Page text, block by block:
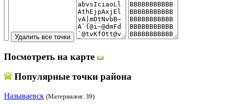
Посмотреть на карте
Популярные точки района
Называевск (Материалов: 39)